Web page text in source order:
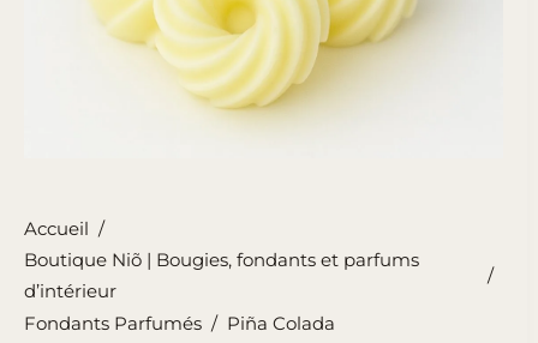
Accueil /
Boutique Niõ | Bougies, fondants et parfums
d’intérieur
/
Fondants Parfumés / Piña Colada